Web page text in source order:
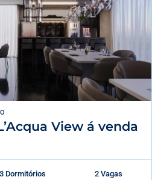
View á venda
3 Dormitórios 2 Vagas